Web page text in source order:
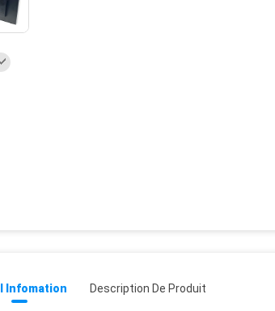
Infomation Description De Produit